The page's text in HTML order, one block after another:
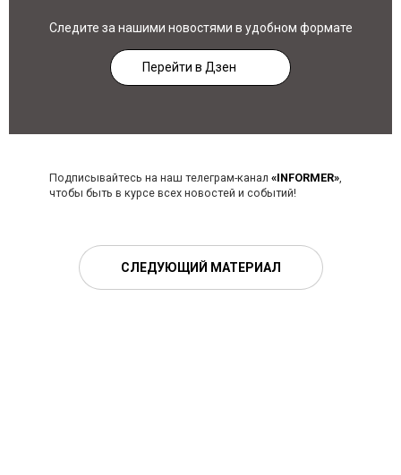
Следите за нашими новостями в удобном формате
Перейти в Дзен
Подписывайтесь на наш телеграм-канал «INFORMER»,
чтобы быть в курсе всех новостей и событий!
СЛЕДУЮЩИЙ МАТЕРИАЛ